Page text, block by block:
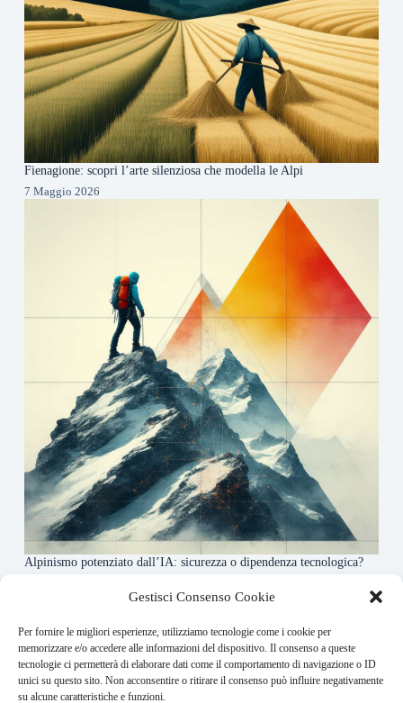
Gestisci Consenso Cookie
Per fornire le migliori esperienze, utilizziamo tecnologie come i cookie per
memorizzare e/o accedere alle informazioni del dispositivo. Il consenso a queste
tecnologie ci permetterà di elaborare dati come il comportamento di navigazione o ID
unici su questo sito. Non acconsentire o ritirare il consenso può influire negativamente
su alcune caratteristiche e funzioni.
Fienagione: scopri l’arte silenziosa che modella le Alpi
7 Maggio 2026
Alpinismo potenziato dall’IA: sicurezza o dipendenza tecnologica?
About this website
Rivistadellamontagna.it ogni giorno trova per te le principali
notizie su montagna trekking e alpinismo da tutto il mondo.